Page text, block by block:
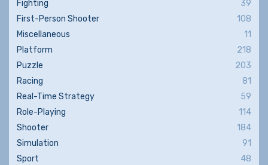
Fighting
39
First-Person Shooter
108
Miscellaneous
11
Platform
218
Puzzle
203
Racing
81
Real-Time Strategy
59
Role-Playing
114
Shooter
184
Simulation
91
Sport
48